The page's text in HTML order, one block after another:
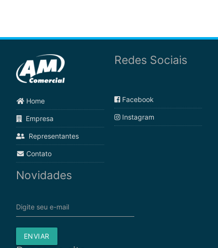
Home
Empresa
Representantes
Contato
Redes Sociais
Facebook
Instagram
Novidades
Digite seu e-mail
ENVIAR